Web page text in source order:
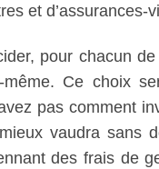
et d’assurances-
pour chacun
Ce choix
pas comment
vaudra sans
des frais de